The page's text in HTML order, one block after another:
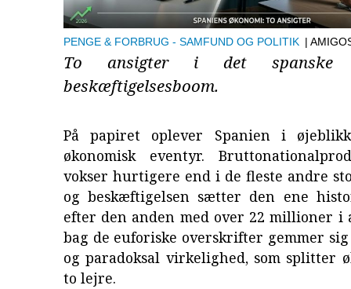
PENGE & FORBRUG SAMFUND OG POLITIK |
To ansigter i det spanske
beskæftigelsesboom.
På papiret oplever Spanien i
økonomisk eventyr.
vokser hurtigere end i de fleste andre
og beskæftigelsen sætter den ene
efter den anden med over 22 millioner i
bag de euforiske overskrifter gemmer
og paradoksal virkelighed, som splitter
to lejre.